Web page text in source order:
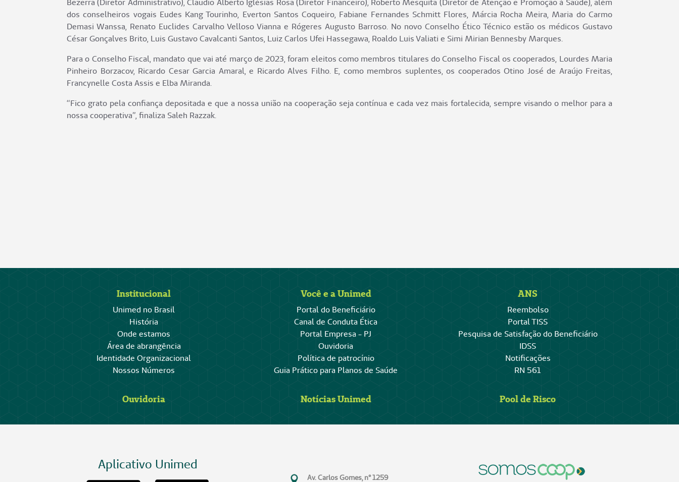
Bezerra (Diretor Administrativo), Claudio Alberto Iglésias Rosa (Diretor Financeiro), Roberto Mesquita (Diretor de Atenção e Promoção à Saúde), além
dos conselheiros vogais Eudes Kang Tourinho, Everton Santos Coqueiro, Fabiane Fernandes Schmitt Flores, Márcia Rocha Meira, Maria do Carmo
Demasi Wanssa, Renato Euclides Carvalho Velloso Vianna e Rógeres Augusto Barroso. No novo Conselho Ético Técnico estão os médicos Gustavo
César Gonçalves Brito, Luis Gustavo Cavalcanti Santos, Luiz Carlos Ufei Hassegawa, Roaldo Luis Valiati e Simi Mirian Bennesby Marques.
Para o Conselho Fiscal, mandato que vai até março de 2023, foram eleitos como membros titulares do Conselho Fiscal os cooperados, Lourdes Maria
Pinheiro Borzacov, Ricardo Cesar Garcia Amaral, e Ricardo Alves Filho. E, como membros suplentes, os cooperados Otino José de Araújo Freitas,
Francynelle Costa Assis e Elba Miranda.
“Fico grato pela confiança depositada e que a nossa união na cooperação seja contínua e cada vez mais fortalecida, sempre visando o melhor para a
nossa cooperativa”, finaliza Saleh Razzak.
Institucional
Unimed no Brasil
História
Onde estamos
Área de abrangência
Identidade Organizacional
Nossos Números
Você e a Unimed
Portal do Beneficiário
Canal de Conduta Ética
Portal Empresa - PJ
Ouvidoria
Política de patrocínio
Guia Prático para Planos de Saúde
ANS
Reembolso
Portal TISS
Pesquisa de Satisfação do Beneficiário
IDSS
Notificações
RN 561
Ouvidoria Notícias Unimed Pool de Risco
Aplicativo Unimed
Av. Carlos Gomes, n° 1259